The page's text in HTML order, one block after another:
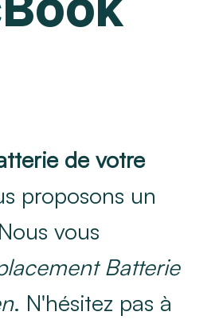
de votre
proposons un
vous
Batterie
. N'hésitez pas à